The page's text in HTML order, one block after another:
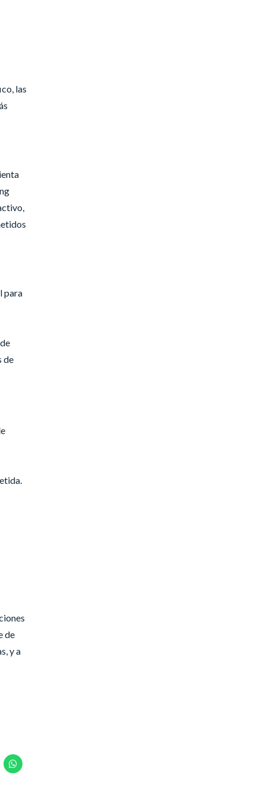
las
para
de
de
y a